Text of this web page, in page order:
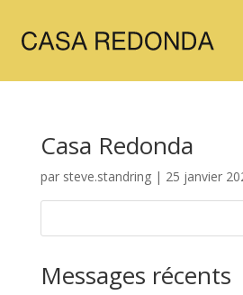
Casa Redonda
par steve.standring| 25 janvier
Messages récents